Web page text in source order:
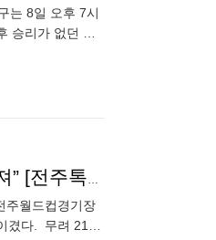
는 8일 오후 7시
승리가 없던 대
‘21경기 연속 무패’ 포옛 감독 “극장골의 원동력은 정신력...작년과 멘탈 달라져” [전주톡톡]
주월드컵경기장
겼다. 무려 21경